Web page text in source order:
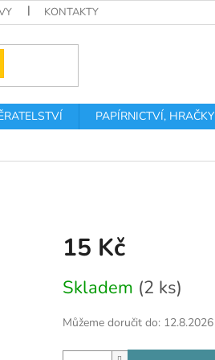
KONTAKTY
PAPÍRNICTVÍ, HRAČKY
15 Kč
cena:
Skladem (2 ks)
Můžeme doručit do: 12.8.2026